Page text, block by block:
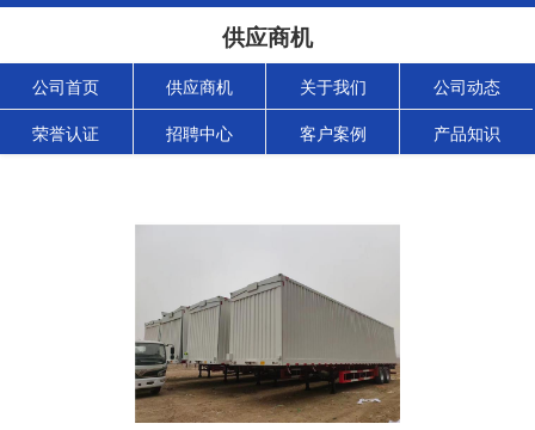
供应商机
公司首页 供应商机 关于我们 公司动态
荣誉认证 招聘中心 客户案例 产品知识